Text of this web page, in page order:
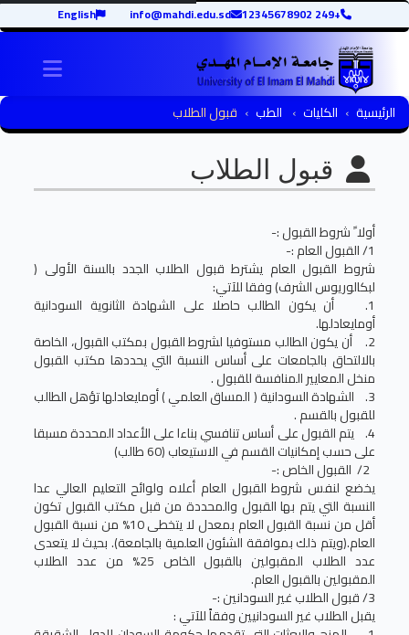
+249 12345678902
info@mahdi.edu.sd
English
الرئيسية الكليات الطب قبول الطلاب
قبول الطلاب
أولا ً شروط القبول :-
1/ القبول العام :-
شروط القبول العام يشترط قبول الطلاب الجدد بالسنة الأولى (
لبكالوريوس الشرف) وفقا للآتي:
1. أن يكون الطالب حاصلا على الشهادة الثانوية السودانية
أومايعادلها.
2. أن يكون الطالب مستوفيا لشروط القبول بمكتب القبول، الخاصة
بالالتحاق بالجامعات على أساس النسبة التي يحددها مكتب القبول
منخل المعايير المنافسة للقبول .
3. الشهادة السودانية ( المساق العلمي ) أومايعادلها تؤهل الطالب
للقبول بالقسم .
4. يتم القبول على أساس تنافسي بناءا على الأعداد المحددة مسبقا
على حسب إمكانيات القسم في الاستيعاب (60 طالب)
2/ القبول الخاص :-
يخضع لنفس شروط القبول العام أعلاه ولوائح التعليم العالي عدا
النسبة التي يتم بها القبول والمحددة من قبل مكتب القبول تكون
أقل من نسبة القبول العام بمعدل لا يتخطى 10% من نسبة القبول
العام.(ويتم ذلك بموافقة الشئون العلمية بالجامعة). بحيث لا يتعدى
عدد الطلاب المقبولين بالقبول الخاص 25% من عدد الطلاب
المقبولين بالقبول العام.
3/ قبول الطلاب غير السودانين :-
يقبل الطلاب غير السودانيين وفقاً للآتي :